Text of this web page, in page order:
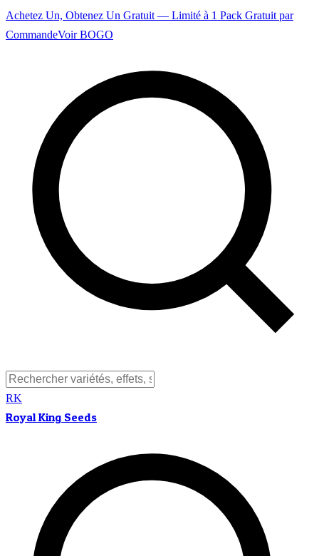
Achetez Un, Obtenez Un Gratuit — Limité à 1 Pack Gratuit par
CommandeVoir BOGO
RK
Royal King Seeds